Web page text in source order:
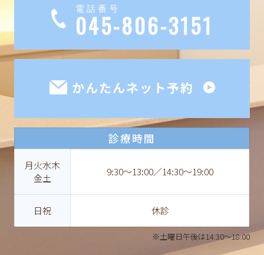
電話番号
045-806-3151
かんたんネット予約
診療時間
月火水木
金土
9:30〜13:00／14:30〜19:00
日祝 休診
※土曜日午後は14:30～18:00